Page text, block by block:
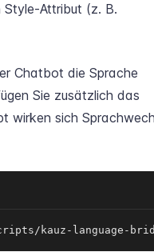
Style-Attribut (z. B.
Chatbot die Sprache
Sie zusätzlich das
wirken sich
kauz-language-